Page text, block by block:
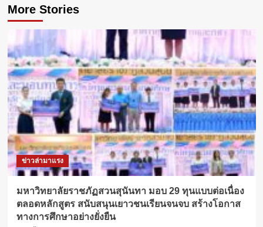
More Stories
ข่าวล่ามาแรง
มหาวิทยาลัยราชภัฏสวนสุนันทา มอบ 29 ทุนแบบต่อเนื่อง
ตลอดหลักสูตร สนับสนุนเยาวชนเรียนจนจบ สร้างโอกาส
ทางการศึกษาอย่างยั่งยืน